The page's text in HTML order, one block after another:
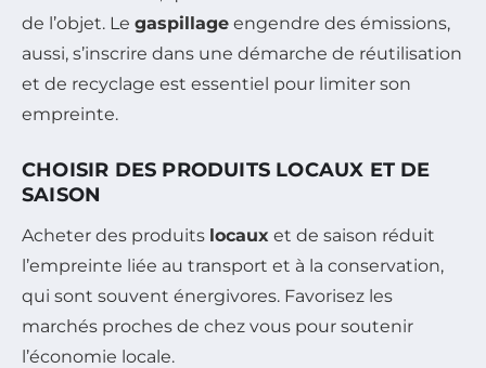
de l’objet. Le gaspillage engendre des émissions,
aussi, s’inscrire dans une démarche de réutilisation
et de recyclage est essentiel pour limiter son
empreinte.
CHOISIR DES PRODUITS LOCAUX ET DE
SAISON
Acheter des produits locaux et de saison réduit
l’empreinte liée au transport et à la conservation,
qui sont souvent énergivores. Favorisez les
marchés proches de chez vous pour soutenir
l’économie locale.